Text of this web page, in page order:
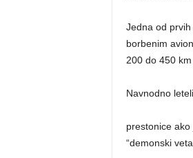
Jedna od
borbenim
200 do 450
Navnodno
prestonice
“demonski